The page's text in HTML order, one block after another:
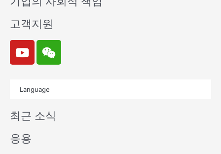
고객지원
Y
o
u
e
W
e
i
n
Language
최근 소식
응용